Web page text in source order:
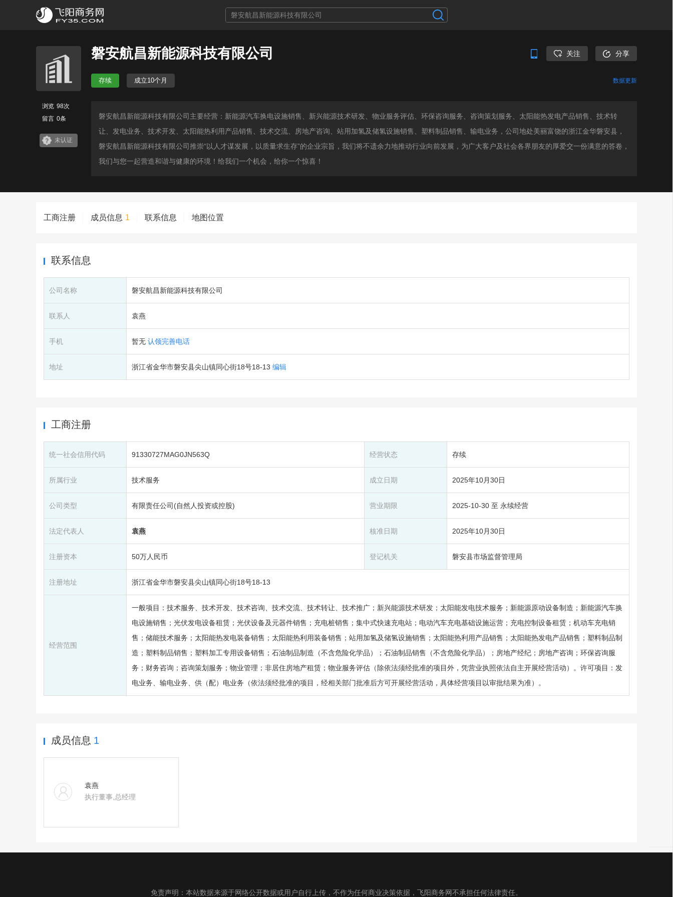
磐安航昌新能源科技有限公司 关注 分享
存续 成立10个月 数据更新
浏览 98次
留言 0条
未认证
磐安航昌新能源科技有限公司主要经营：新能源汽车换电设施销售、新兴能源技术研发、物业服务评估、环保咨询服务、咨询策划服务、太阳能热发电产品销售、技术转
让、发电业务、技术开发、太阳能热利用产品销售、技术交流、房地产咨询、站用加氢及储氢设施销售、塑料制品销售、输电业务，公司地处美丽富饶的浙江金华磐安县，
磐安航昌新能源科技有限公司推崇“以人才谋发展，以质量求生存”的企业宗旨，我们将不遗余力地推动行业向前发展，为广大客户及社会各界朋友的厚爱交一份满意的答卷，
我们与您一起营造和谐与健康的环境！给我们一个机会，给你一个惊喜！
工商注册 成员信息 1 联系信息 地图位置
联系信息
公司名称 磐安航昌新能源科技有限公司
联系人 袁燕
手机 暂无 认领完善电话
地址 浙江省金华市磐安县尖山镇同心街18号18-13 编辑
工商注册
统一社会信用代码 91330727MAG0JN563Q 经营状态 存续
所属行业 技术服务 成立日期 2025年10月30日
公司类型 有限责任公司(自然人投资或控股) 营业期限 2025-10-30 至 永续经营
法定代表人 袁燕 核准日期 2025年10月30日
注册资本 50万人民币 登记机关 磐安县市场监督管理局
注册地址 浙江省金华市磐安县尖山镇同心街18号18-13
经营范围
一般项目：技术服务、技术开发、技术咨询、技术交流、技术转让、技术推广；新兴能源技术研发；太阳能发电技术服务；新能源原动设备制造；新能源汽车换
电设施销售；光伏发电设备租赁；光伏设备及元器件销售；充电桩销售；集中式快速充电站；电动汽车充电基础设施运营；充电控制设备租赁；机动车充电销
售；储能技术服务；太阳能热发电装备销售；太阳能热利用装备销售；站用加氢及储氢设施销售；太阳能热利用产品销售；太阳能热发电产品销售；塑料制品制
造；塑料制品销售；塑料加工专用设备销售；石油制品制造（不含危险化学品）；石油制品销售（不含危险化学品）；房地产经纪；房地产咨询；环保咨询服
务；财务咨询；咨询策划服务；物业管理；非居住房地产租赁；物业服务评估（除依法须经批准的项目外，凭营业执照依法自主开展经营活动）。许可项目：发
电业务、输电业务、供（配）电业务（依法须经批准的项目，经相关部门批准后方可开展经营活动，具体经营项目以审批结果为准）。
成员信息 1
袁燕
执行董事,总经理
免责声明：本站数据来源于网络公开数据或用户自行上传，不作为任何商业决策依据，飞阳商务网不承担任何法律责任。